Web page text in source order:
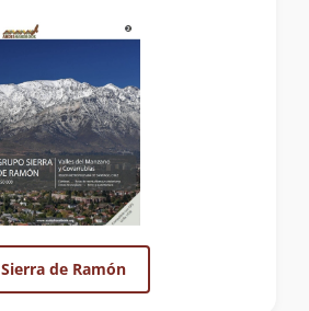
Sierra de Ramón